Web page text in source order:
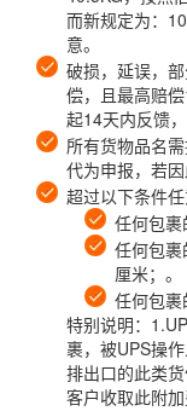
而新规定为：
意。
破损，延误，
偿，且最高赔
起14天内反馈
所有货物品名
代为申报，若
超过以下条件
任何包裹
任何包
厘米；。
任何包裹
特别说明：
裹，被UPS操
排出口的此类
客户收取此附加